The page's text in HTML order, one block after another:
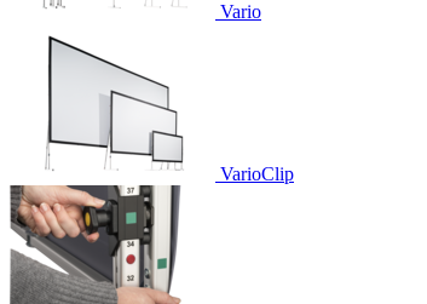
Vario
VarioClip